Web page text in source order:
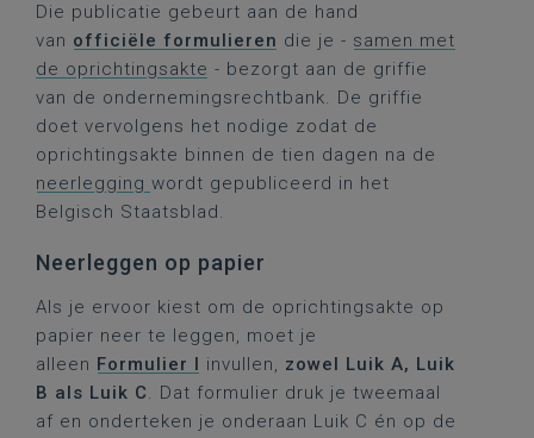
Die publicatie gebeurt aan de hand
van officiële formulieren die je - samen met
de oprichtingsakte - bezorgt aan de griffie
van de ondernemingsrechtbank. De griffie
doet vervolgens het nodige zodat de
oprichtingsakte binnen de tien dagen na de
neerlegging wordt gepubliceerd in het
Belgisch Staatsblad.
Neerleggen op papier
Als je ervoor kiest om de oprichtingsakte op
papier neer te leggen, moet je
alleen Formulier I invullen, zowel Luik A, Luik
B als Luik C. Dat formulier druk je tweemaal
af en onderteken je onderaan Luik C én op de